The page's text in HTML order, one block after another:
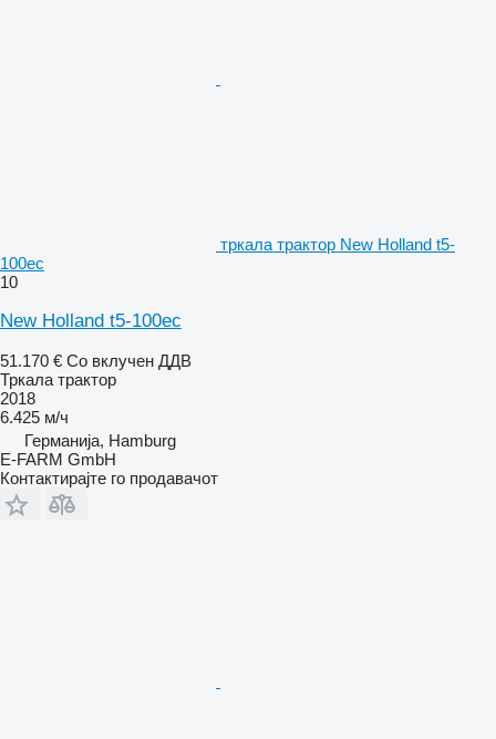
тркала трактор New Holland t5-
100ec
10
New Holland t5-100ec
51.170 € Со вклучен ДДВ
Тркала трактор
2018
6.425 м/ч
Германија, Hamburg
E-FARM GmbH
Контактирајте го продавачот